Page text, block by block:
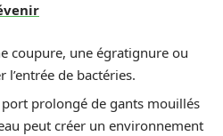
coupure, une égratignure ou
de bactéries.
port prolongé de gants mouillés
peut créer un environnement